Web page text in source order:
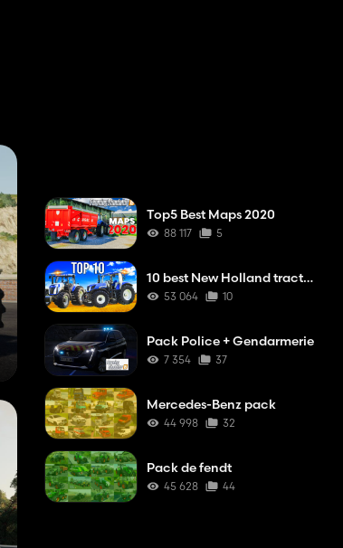
Top5 Best Maps 2020
88 117 5
10 best New Holland tractors
53 064 10
Pack Police + Gendarmerie
7 354 37
Mercedes-Benz pack
44 998 32
Pack de fendt
45 628 44